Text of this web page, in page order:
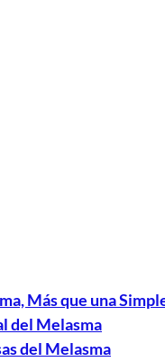
Más que una
del Melasma
del Melasma